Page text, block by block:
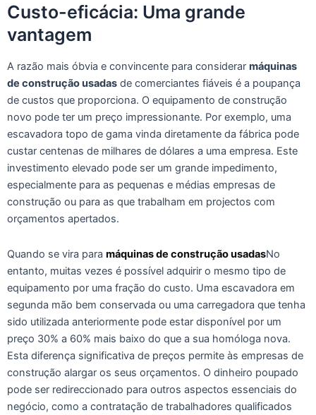
Custo-eficácia: Uma grande
vantagem
A razão mais óbvia e convincente para considerar máquinas
de construção usadas de comerciantes fiáveis é a poupança
de custos que proporciona. O equipamento de construção
novo pode ter um preço impressionante. Por exemplo, uma
escavadora topo de gama vinda diretamente da fábrica pode
custar centenas de milhares de dólares a uma empresa. Este
investimento elevado pode ser um grande impedimento,
especialmente para as pequenas e médias empresas de
construção ou para as que trabalham em projectos com
orçamentos apertados.
Quando se vira para máquinas de construção usadasNo
entanto, muitas vezes é possível adquirir o mesmo tipo de
equipamento por uma fração do custo. Uma escavadora em
segunda mão bem conservada ou uma carregadora que tenha
sido utilizada anteriormente pode estar disponível por um
preço 30% a 60% mais baixo do que a sua homóloga nova.
Esta diferença significativa de preços permite às empresas de
construção alargar os seus orçamentos. O dinheiro poupado
pode ser redireccionado para outros aspectos essenciais do
negócio, como a contratação de trabalhadores qualificados